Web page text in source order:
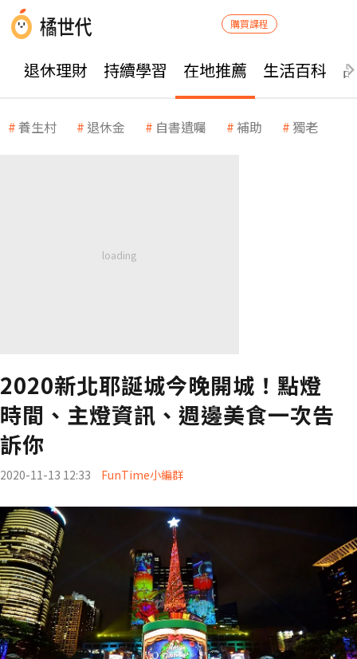
購買課程
退休理財 持續學習 在地推薦 生活百科
養生村 退休金 自書遺囑 補助 獨老
2020新北耶誕城今晚開城！點燈
時間、主燈資訊、週邊美食一次告
訴你
2020-11-13 12:33 FunTime小編群